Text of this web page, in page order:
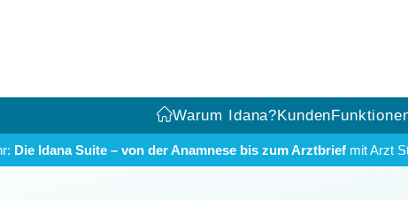
Warum Idana?Kunden
Die Idana Suite – von der Anamnese bis zum Arztbrief mit Arzt